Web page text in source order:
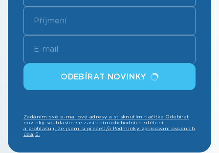
ODEBÍRAT NOVINKY
Zadáním své e-mailové adresy a stisknutím tlačítka Odebírat
novinky souhlasím se zasíláním obchodních sdělení
a prohlašuji, že jsem si přečetl/a Podmínky zpracování osobních
údajů.